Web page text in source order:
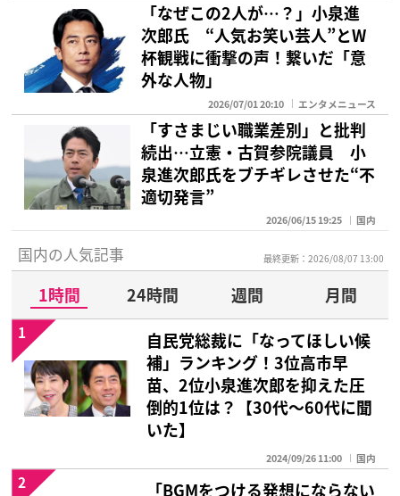
「なぜこの2人が…？」小泉進
次郎氏 “人気お笑い芸人”とW
杯観戦に衝撃の声！繋いだ「意
外な人物」
2026/07/01 20:10 エンタメニュース
「すさまじい職業差別」と批判
続出…立憲・古賀参院議員 小
泉進次郎氏をブチギレさせた“不
適切発言”
2026/06/15 19:25 国内
国内の人気記事 最終更新：2026/08/07 13:00
1時間 24時間 週間
月間
自民党総裁に「なってほしい候
補」ランキング！3位高市早
苗、2位小泉進次郎を抑えた圧
倒的1位は？【30代〜60代に聞
いた】
2024/09/26 11:00 国内
1
「BGMをつける発想にならない
2